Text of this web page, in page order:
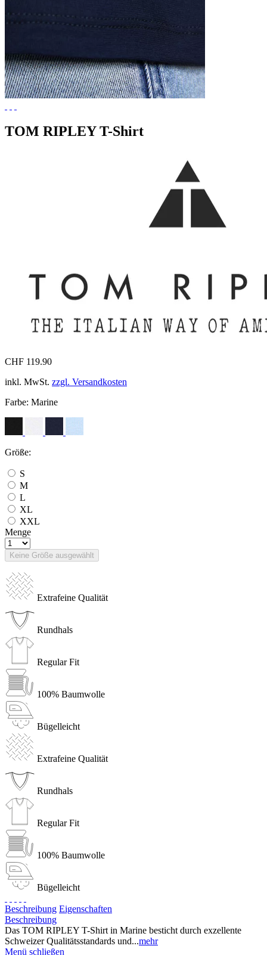
TOM RIPLEY T-Shirt
CHF 119.90
inkl. MwSt. zzgl. Versandkosten
Farbe: Marine
Größe:
S
M
L
XL
XXL
Menge
Keine Größe ausgewählt
Extrafeine Qualität
Rundhals
Regular Fit
100% Baumwolle
Bügelleicht
Extrafeine Qualität
Rundhals
Regular Fit
100% Baumwolle
Bügelleicht
Beschreibung Eigenschaften
Beschreibung
Das TOM RIPLEY T-Shirt in Marine besticht durch exzellente
Schweizer Qualitätsstandards und...mehr
Menü schließen